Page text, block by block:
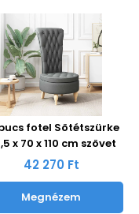
fotel Sötétszürke
x 70 x 110 cm szövet
42 270 Ft
Megnézem